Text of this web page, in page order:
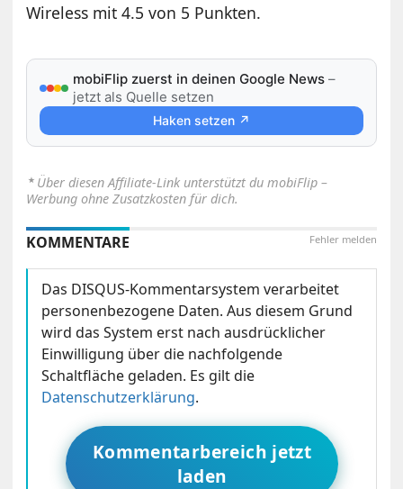
Wireless mit 4.5 von 5 Punkten.
mobiFlip zuerst in deinen Google News –
jetzt als Quelle setzen
Haken setzen ↗
⋆ Über diesen Affiliate-Link unterstützt du mobiFlip –
Werbung ohne Zusatzkosten für dich.
Fehler melden
KOMMENTARE
Das DISQUS-Kommentarsystem verarbeitet
personenbezogene Daten. Aus diesem Grund
wird das System erst nach ausdrücklicher
Einwilligung über die nachfolgende
Schaltfläche geladen. Es gilt die
Datenschutzerklärung.
Kommentarbereich jetzt
laden